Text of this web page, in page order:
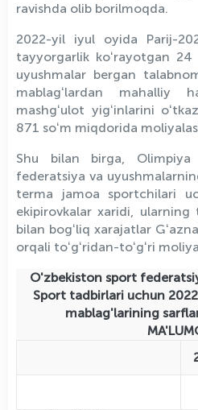
ravishda olib borilmoqda.
2022-yil iyul oyida Parij-
tayyorgarlik koʻrayotgan
uyushmalar bergan
mablagʻlardan mahalliy
mashgʻulot yigʻinlarini
871 soʻm miqdorida
Shu bilan birga,
federatsiya va
terma jamoa sportchilari
ekipirovkalar xaridi,
bilan bogʻliq xarajatlar
orqali toʻgʻridan-toʻgʻri
O'zbekiston sport
Sport tadbirlari uchun
mablag'larining